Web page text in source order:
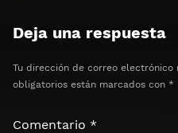
Deja una respuesta
Tu dirección de correo electrónico
obligatorios están marcados con *
Comentario *